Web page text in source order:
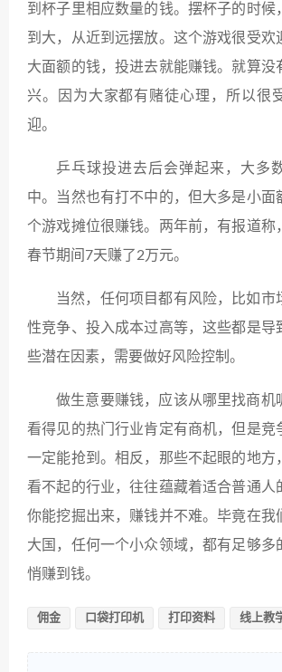
到杯子里相应数量的钱。摆杯子的时候
到大，从近到远摆放。这个游戏很受欢
大面额的钱，投进去就能赚钱。就算没
兴。因为大家都有赌徒心理，所以很
迎。
乒乓球投进去后会弹起来，大多
中。当然也有打不中的，但大多是小面
个游戏摊位很赚钱。两年前，有报道称
春节期间7天赚了2万元。
当然，任何项目都有风险，比如市
性竞争、投入成本过高等，这些都是导
些潜在因素，需要做好风险控制。
做生意要赚钱，应该从哪里找商机
看得见的热门行业肯定有商机，但是竞
一定能抢到。相反，那些不起眼的地方
看不起的行业，往往蕴藏着适合普通人
你能挖掘出来，赚钱并不难。毕竟在我
大国，任何一个小众领域，都有足够多
悄赚到钱。
佣金 口袋打印机 打印资料 线上教